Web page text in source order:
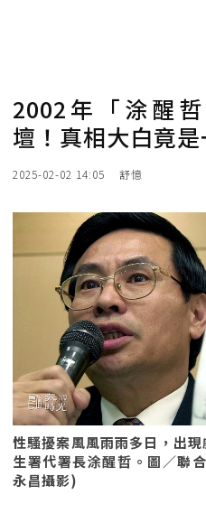
2002年「涂醒
壇！真相大白竟
2025-02-02 14:05 舒憶
性騷擾案風風雨雨多日，出
生署代署長涂醒哲。圖／聯
永昌攝影)